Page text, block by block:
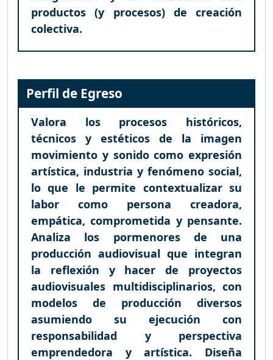
productos (y procesos) de creación
colectiva.
Perfil de Egreso
Valora los procesos históricos,
técnicos y estéticos de la imagen
movimiento y sonido como expresión
artística, industria y fenómeno social,
lo que le permite contextualizar su
labor como persona creadora,
empática, comprometida y pensante.
Analiza los pormenores de una
producción audiovisual que integran
la reflexión y hacer de proyectos
audiovisuales multidisciplinarios, con
modelos de producción diversos
asumiendo su ejecución con
responsabilidad y perspectiva
emprendedora y artística. Diseña